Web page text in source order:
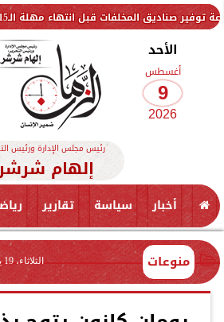
قبل انتهاء مهلة الـ15 يومًا
الأحد
أغسطس
9
2026
رئيس مجلس الإدارة ورئيس
إلهام
أخبار سياسة تقارير
منوعات الثلاثاء، 19 يوليو 2022